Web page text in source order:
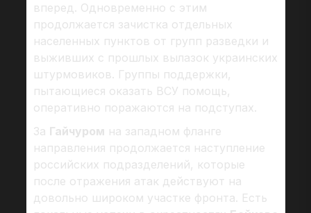
вперед. Одновременно с этим
продолжается зачистка отдельных
населенных пунктов от групп разведки и
выживших с прошлых вылазок украинских
штурмовиков. Группы поддержки,
пытающиеся оказать ВСУ помощь,
оперативно поражаются на подступах.
За Гайчуром на западном фланге
направления продолжается наступление
российских подразделений, которые
после отражения атак действуют на
довольно широком участке фронта. Есть